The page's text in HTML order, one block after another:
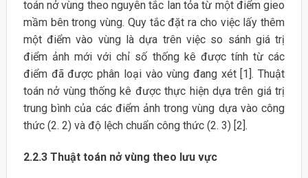
toán nở vùng theo nguyên tắc lan tỏa từ một điểm gieo
mầm bên trong vùng. Quy tắc đặt ra cho việc lấy thêm
một điểm vào vùng là dựa trên việc so sánh giá trị
điểm ảnh mới với chỉ số thống kê được tính từ các
điểm đã được phân loại vào vùng đang xét [1]. Thuật
toán nở vùng thống kê được thực hiện dựa trên giá trị
trung bình của các điểm ảnh trong vùng dựa vào công
thức (2. 2) và độ lệch chuẩn công thức (2. 3) [2].
2.2.3 Thuật toán nở vùng theo lưu vực